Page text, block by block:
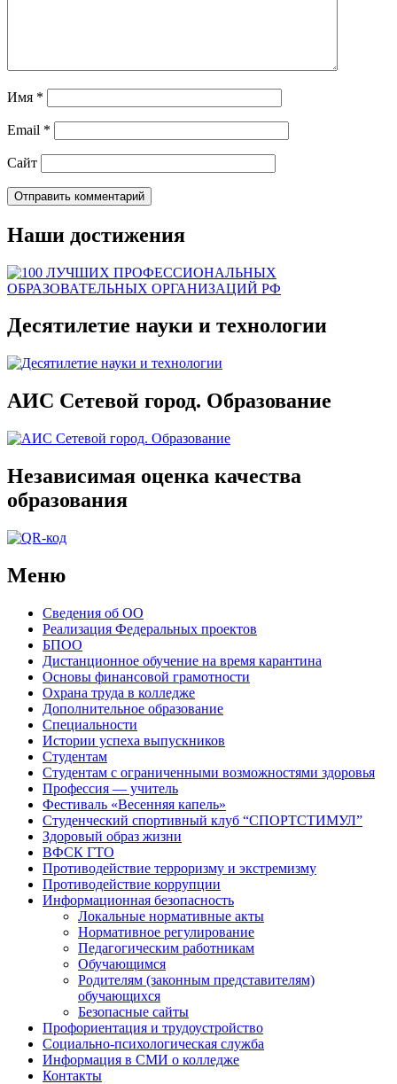
Имя *
Email *
Сайт
Наши достижения
Десятилетие науки и технологии
АИС Сетевой город. Образование
Независимая оценка качества
образования
Меню
Сведения об ОО
Реализация Федеральных проектов
БПОО
Дистанционное обучение на время карантина
Основы финансовой грамотности
Охрана труда в колледже
Дополнительное образование
Специальности
Истории успеха выпускников
Студентам
Студентам с ограниченными возможностями здоровья
Профессия — учитель
Фестиваль «Весенняя капель»
Студенческий спортивный клуб “СПОРТСТИМУЛ”
Здоровый образ жизни
ВФСК ГТО
Противодействие терроризму и экстремизму
Противодействие коррупции
Информационная безопасность
Локальные нормативные акты
Нормативное регулирование
Педагогическим работникам
Обучающимся
Родителям (законным представителям)
обучающихся
Безопасные сайты
Профориентация и трудоустройство
Социально-психологическая служба
Информация в СМИ о колледже
Контакты